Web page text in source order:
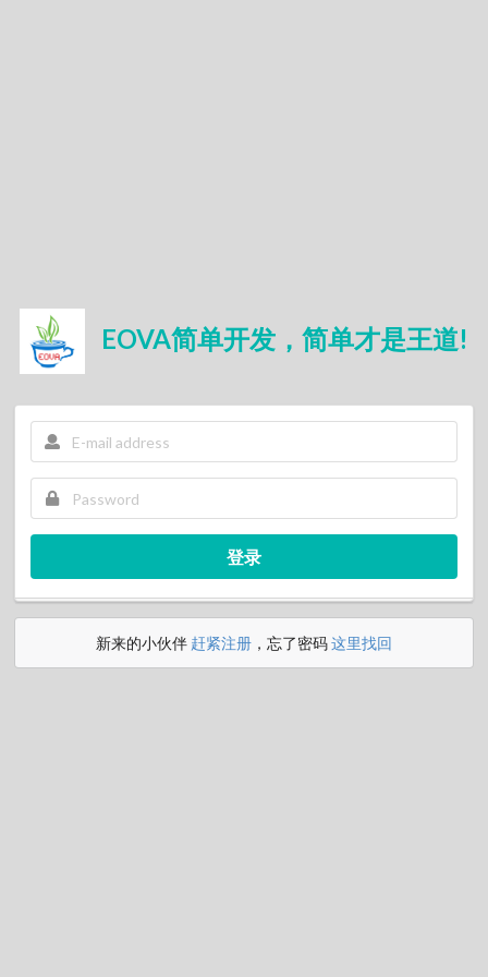
EOVA简单开发，简单才是王道!
登录
新来的小伙伴 赶紧注册 ，忘了密码这里找回